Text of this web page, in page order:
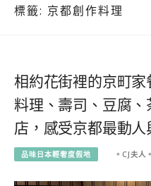
標籤: 京都創作料理
相約花街裡的京町
料理、壽司、豆腐
店，感受京都最動
品味日本輕奢度假地 。CJ夫人。